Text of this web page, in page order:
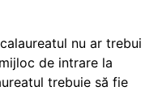
nu ar trebui
de intrare la
trebuie să fie